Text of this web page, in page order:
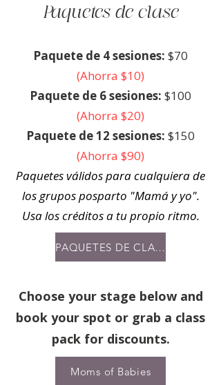
Paquetes de clase
Paquete de 4 sesiones: $70
(Ahorra $10)
Paquete de 6 sesiones: $100
(Ahorra $20)
Paquete de 12 sesiones: $150
(Ahorra $90)
Paquetes válidos para cualquiera de
los grupos posparto "Mamá y yo".
Usa los créditos a tu propio ritmo.
PAQUETES DE CLASE
Choose your stage below and
book your spot or grab a class
pack for discounts.
Moms of Babies